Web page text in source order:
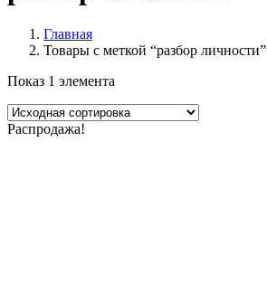
Главная
Товары с меткой “разбор личности”
Показ 1 элемента
Распродажа!